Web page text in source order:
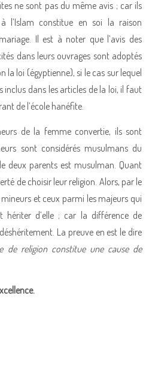
ne sont pas du même avis ; car ils
l’Islam constitue en soi la raison
Il est à noter que l’avis des
dans leurs ouvrages sont adoptés
la loi (égyptienne), si le cas sur lequel
inclus dans les articles de la loi, il faut
de l’école hanéfite.
de la femme convertie, ils sont
sont considérés musulmans du
deux parents est musulman. Quant
de choisir leur religion. Alors, par le
et ceux parmi les majeurs qui
hériter d’elle ; car la différence de
La preuve en est le dire
de religion constitue une cause de